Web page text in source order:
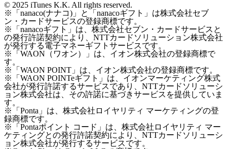
© 2025 iTunes K.K. All rights reserved.
※「nanaco(ナナコ)」と「nanacoギフト」は株式会社セブ
ン・カードサービスの登録商標です。
※「nanacoギフト」は、株式会社セブン・カードサービスと
の発行許諾契約により、NTTカードソリューション株式会社
が発行する電子マネーギフトサービスです。
※「WAON（ワオン）」は、イオン株式会社の登録商標で
す。
※「WAON POINT」は、イオン株式会社の登録商標です。
※「WAON POINTeギフト」は、イオンマーケティング株式
会社が発行許諾するサービスであり、NTTカードソリューシ
ョン株式会社は、その許諾に基づきサービスを提供していま
す。
※「Ponta」は、株式会社ロイヤリティ マーケティングの登
録商標です。
※「Pontaポイント コード」は、株式会社ロイヤリティ マー
ケティングとの発行許諾契約により、NTTカードソリューシ
ョン株式会社が発行するサービスです。